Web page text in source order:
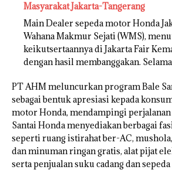
Masyarakat Jakarta-Tangerang
Main Dealer sepeda motor Honda
Wahana Makmur Sejati (WMS),
keikutsertaannya di Jakarta Fair
dengan hasil membanggakan.
PT AHM meluncurkan program Bale
sebagai bentuk apresiasi kepada
motor Honda, mendampingi
Santai Honda menyediakan berbagai
seperti ruang istirahat ber-AC,
dan minuman ringan gratis, alat pijat
serta penjualan suku cadang dan